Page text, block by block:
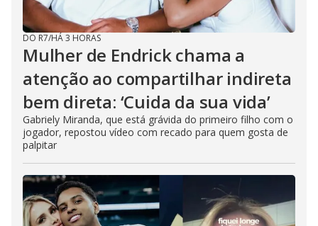
DO R7/HÁ 3 HORAS
Mulher de Endrick chama a
atenção ao compartilhar indireta
bem direta: ‘Cuida da sua vida’
Gabriely Miranda, que está grávida do primeiro filho com o
jogador, repostou vídeo com recado para quem gosta de
palpitar